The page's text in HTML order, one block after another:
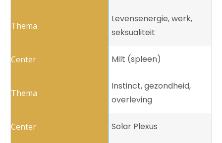
Levensenergie, werk,
seksualiteit
Milt (spleen)
Instinct, gezondheid,
overleving
Solar Plexus